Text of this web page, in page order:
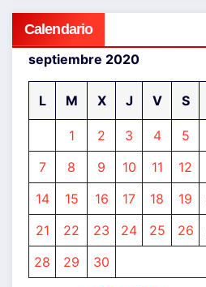
Calendario
septiembre 2020
L M X J V S
1 2 3 4 5
7
8 9 10 11 12
14
15 16 17 18 19
21
22 23 24 25 26
28
29 30